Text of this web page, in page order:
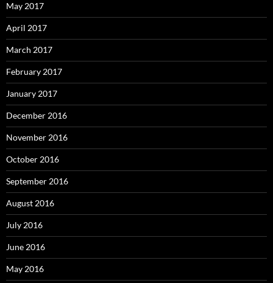
May 2017
April 2017
March 2017
February 2017
January 2017
December 2016
November 2016
October 2016
September 2016
August 2016
July 2016
June 2016
May 2016